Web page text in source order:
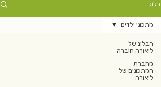
בלוג
הבלוג של
ליאורה חוברה
מחברת
המתכונים של
ליאורה
מתכוני ילדים